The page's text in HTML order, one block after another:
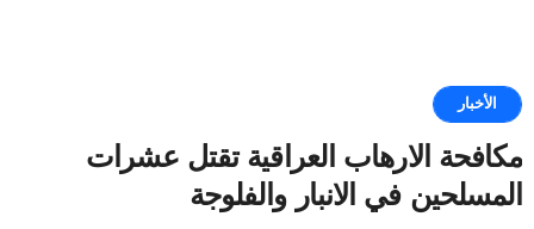
الأخبار
مكافحة الارهاب العراقية تقتل عشرات
المسلحين في الانبار والفلوجة